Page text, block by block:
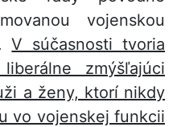
vojenskou
V súčasnosti tvoria
zmýšľajúci
a ženy, ktorí nikdy
vo vojenskej funkcii